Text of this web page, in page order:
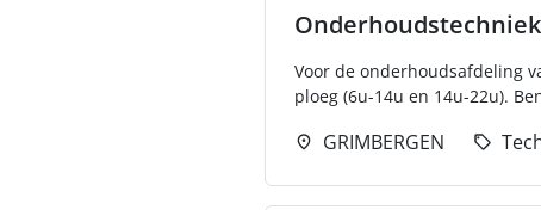
Voor de onderhoudsafdeling
ploeg (6u-14u en 14u-22u).
GRIMBERGEN